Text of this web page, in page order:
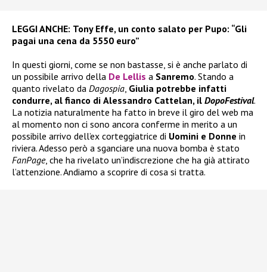
LEGGI ANCHE: Tony Effe, un conto salato per Pupo: “Gli
pagai una cena da 5550 euro”
In questi giorni, come se non bastasse, si è anche parlato di
un possibile arrivo della De Lellis a Sanremo. Stando a
quanto rivelato da Dagospia, Giulia potrebbe infatti
condurre, al fianco di Alessandro Cattelan, il DopoFestival.
La notizia naturalmente ha fatto in breve il giro del web ma
al momento non ci sono ancora conferme in merito a un
possibile arrivo dell’ex corteggiatrice di Uomini e Donne in
riviera. Adesso però a sganciare una nuova bomba è stato
FanPage, che ha rivelato un’indiscrezione che ha già attirato
l’attenzione. Andiamo a scoprire di cosa si tratta.